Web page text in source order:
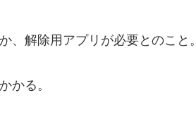
解除用アプリが必要とのこと。
かる。